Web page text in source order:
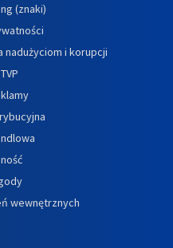
(znaki)
nadużyciom i korupcji
wewnętrznych